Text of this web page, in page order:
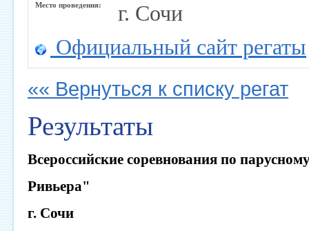
Место проведения:
г. Сочи
Официальный сайт регаты
«« Вернуться к списку регат
Результаты
Всероссийские соревнования по
Ривьера"
г. Сочи